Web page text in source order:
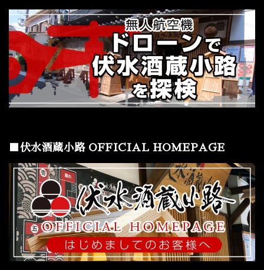
■伏水酒蔵小路 OFFICIAL HOMEPAGE